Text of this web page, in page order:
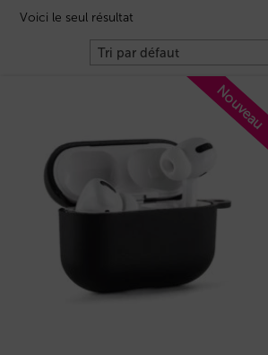
Voici le seul résultat
Nouveau